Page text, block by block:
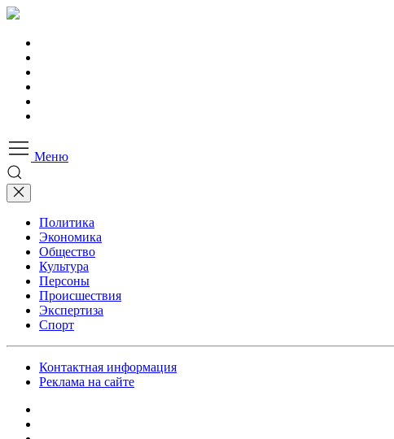
Меню
Политика
Экономика
Общество
Культура
Персоны
Происшествия
Экспертиза
Спорт
Контактная информация
Реклама на сайте